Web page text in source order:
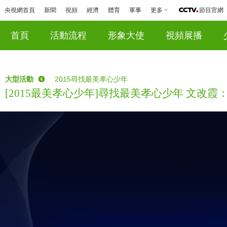
央視網首頁 新聞 視頻 經濟 體育 軍事 更多 節目官網
首頁 活動流程 形象大使 視頻展播
大型活動 2015尋找最美孝心少年
[2015最美孝心少年]尋找最美孝心少年 文改霞